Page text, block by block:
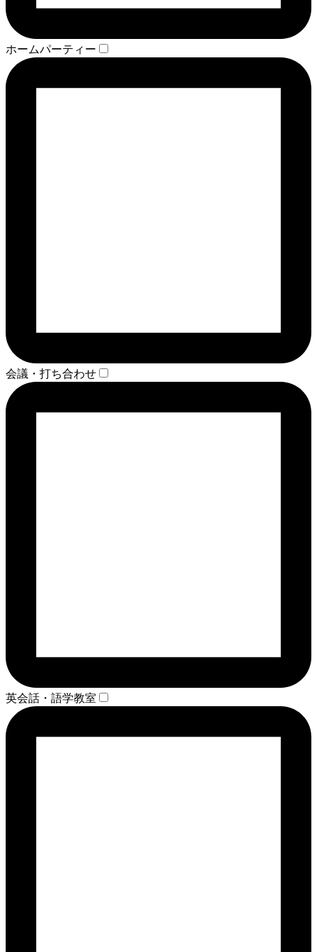
ホームパーティー
会議・打ち合わせ
英会話・語学教室